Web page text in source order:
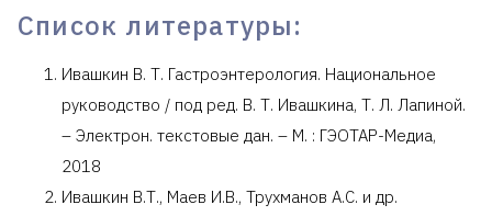
Список литературы:
Ивашкин В. Т. Гастроэнтерология. Национальное
руководство / под ред. В. Т. Ивашкина, Т. Л. Лапиной.
– Электрон. текстовые дан. – М. : ГЭОТАР-Медиа,
2018
Ивашкин В.Т., Маев И.В., Трухманов А.С. и др.